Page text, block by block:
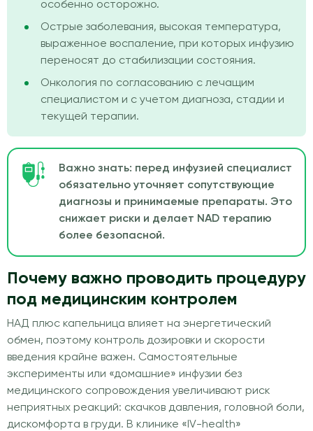
особенно осторожно.
Острые заболевания, высокая температура,
выраженное воспаление, при которых инфузию
переносят до стабилизации состояния.
Онкология по согласованию с лечащим
специалистом и с учетом диагноза, стадии и
текущей терапии.
Важно знать: перед инфузией специалист
обязательно уточняет сопутствующие
диагнозы и принимаемые препараты. Это
снижает риски и делает NAD терапию
более безопасной.
Почему важно проводить процедуру
под медицинским контролем
НАД плюс капельница влияет на энергетический
обмен, поэтому контроль дозировки и скорости
введения крайне важен. Самостоятельные
эксперименты или «домашние» инфузии без
медицинского сопровождения увеличивают риск
неприятных реакций: скачков давления, головной боли,
дискомфорта в груди. В клинике «IV-health»